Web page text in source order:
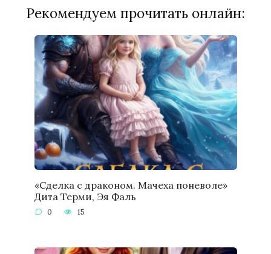
Рекомендуем прочитать онлайн:
«Сделка с драконом. Мачеха поневоле»
Дита Терми, Эя Фаль
0 15